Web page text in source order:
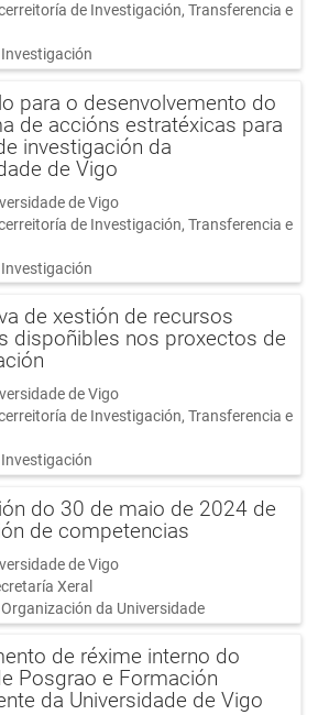
de Investigación, Transferencia e
Investigación
para o desenvolvemento do
de accións estratéxicas para
investigación da
de Vigo
de Vigo
de Investigación, Transferencia e
Investigación
de xestión de recursos
dispoñibles nos proxectos de
de Vigo
de Investigación, Transferencia e
Investigación
do 30 de maio de 2024 de
de competencias
de Vigo
Xeral
Organización da Universidade
de réxime interno do
Posgrao e Formación
da Universidade de Vigo